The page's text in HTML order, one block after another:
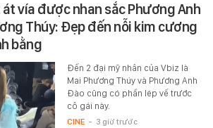
vía được nhan sắc Phương Anh
Thúy: Đẹp đến nỗi kim cương
bằng
Đến 2 đại mỹ nhân của Vbiz là
Mai Phương Thúy và Phương Anh
Đào cũng có phần lép vế trước
cô gái này.
CINE - 3 giờ trước